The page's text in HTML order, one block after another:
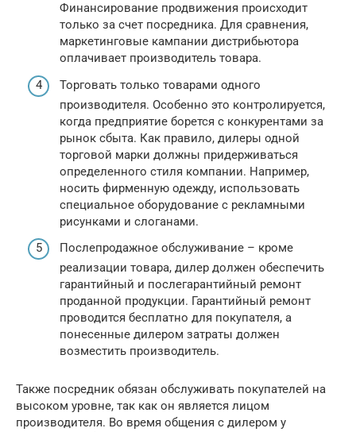
Финансирование продвижения происходит
только за счет посредника. Для сравнения,
маркетинговые кампании дистрибьютора
оплачивает производитель товара.
Торговать только товарами одного
производителя. Особенно это контролируется,
когда предприятие борется с конкурентами за
рынок сбыта. Как правило, дилеры одной
торговой марки должны придерживаться
определенного стиля компании. Например,
носить фирменную одежду, использовать
специальное оборудование с рекламными
рисунками и слоганами.
Послепродажное обслуживание – кроме
реализации товара, дилер должен обеспечить
гарантийный и послегарантийный ремонт
проданной продукции. Гарантийный ремонт
проводится бесплатно для покупателя, а
понесенные дилером затраты должен
возместить производитель.
Также посредник обязан обслуживать покупателей на
высоком уровне, так как он является лицом
производителя. Во время общения с дилером у